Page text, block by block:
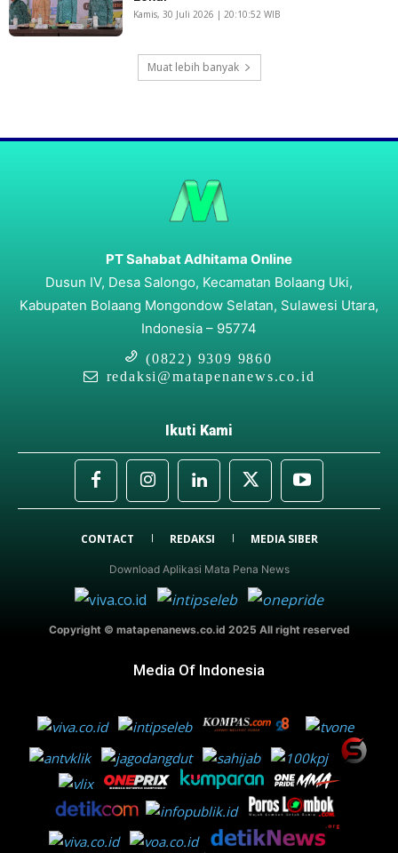
Kamis, 30 Juli 2026 | 20:10:52 WIB
Muat lebih banyak
PT Sahabat Adhitama Online
Dusun IV, Desa Salongo, Kecamatan Bolaang Uki,
Kabupaten Bolaang Mongondow Selatan, Sulawesi Utara,
Indonesia – 95774
(0822) 9309 9860
redaksi@matapenanews.co.id
Ikuti Kami
CONTACT REDAKSI MEDIA SIBER
Download Aplikasi Mata Pena News
Copyright © matapenanews.co.id 2025 All right reserved
Media Of Indonesia